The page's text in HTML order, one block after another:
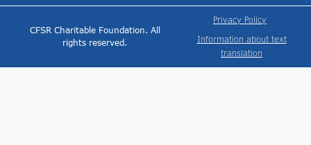
CFSR Charitable Foundation. All
rights reserved.
Privacy Policy
Information about text
translation